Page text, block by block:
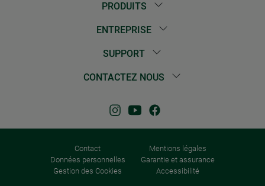
PRODUITS
ENTREPRISE
SUPPORT
CONTACTEZ NOUS
Contact
Mentions légales
Données personnelles
Garantie et assurance
Gestion des Cookies
Accessibilité